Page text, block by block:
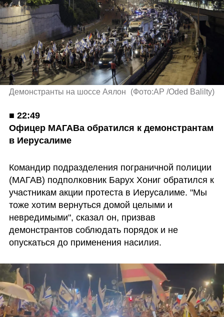
Демонстранты на шоссе Аялон (Фото:AP /Oded Balilty)
■ 22:49
Офицер МАГАВа обратился к демонстрантам
в Иерусалиме
Командир подразделения пограничной полиции
(МАГАВ) подполковник Барух Хониг обратился к
участникам акции протеста в Иерусалиме. "Мы
тоже хотим вернуться домой целыми и
невредимыми", сказал он, призвав
демонстрантов соблюдать порядок и не
опускаться до применения насилия.